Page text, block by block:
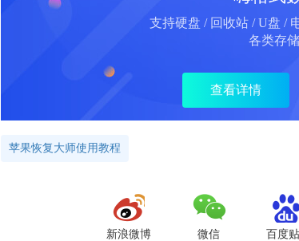
支持硬盘 / 回收站 / U盘 /
各类存
查看详情
苹果恢复大师使用教程
新浪微博 微信 百度